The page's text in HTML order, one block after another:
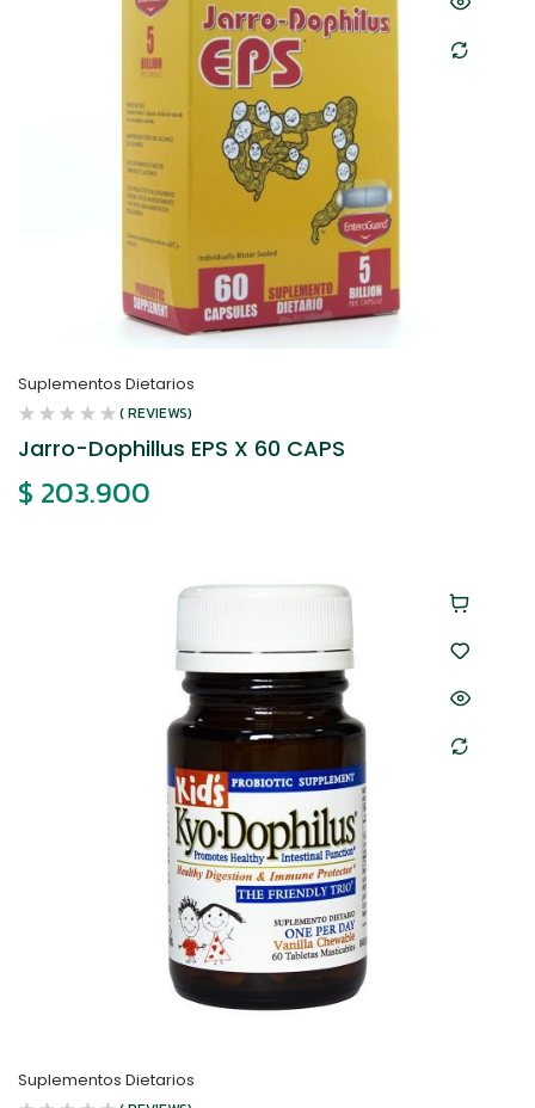
Suplementos Dietarios
( REVIEWS)
Jarro-Dophillus EPS X 60 CAPS
$ 203.900
Suplementos Dietarios